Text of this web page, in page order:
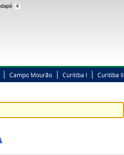
4
Campo Mourão Curitiba I Curitiba II